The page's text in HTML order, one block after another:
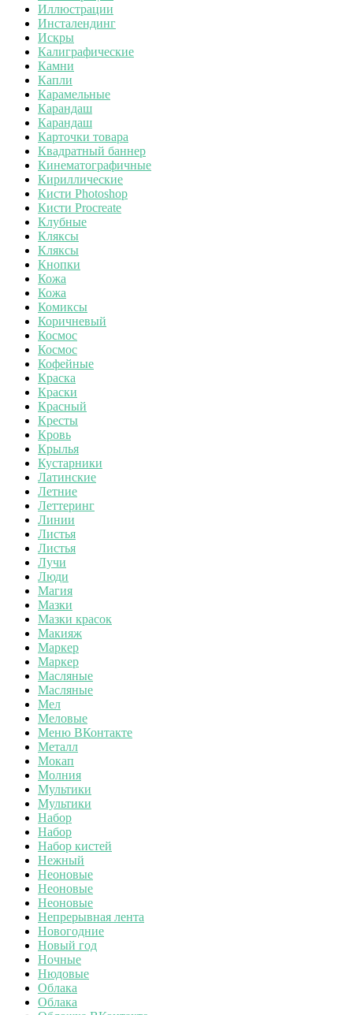
Иллюстрации
Инсталендинг
Искры
Калиграфические
Камни
Капли
Карамельные
Карандаш
Карандаш
Карточки товара
Квадратный баннер
Кинематографичные
Кириллические
Кисти Photoshop
Кисти Procreate
Клубные
Кляксы
Кляксы
Кнопки
Кожа
Кожа
Комиксы
Коричневый
Космос
Космос
Кофейные
Краска
Краски
Красный
Кресты
Кровь
Крылья
Кустарники
Латинские
Летние
Леттеринг
Линии
Листья
Листья
Лучи
Люди
Магия
Мазки
Мазки красок
Макияж
Маркер
Маркер
Масляные
Масляные
Мел
Меловые
Меню ВКонтакте
Металл
Мокап
Молния
Мультики
Мультики
Набор
Набор
Набор кистей
Нежный
Неоновые
Неоновые
Неоновые
Непрерывная лента
Новогодние
Новый год
Ночные
Нюдовые
Облака
Облака